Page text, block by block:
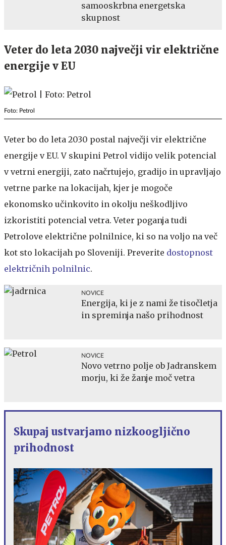
samooskrbna energetska
skupnost
Veter do leta 2030 največji vir električne
energije v EU
Foto: Petrol
Veter bo do leta 2030 postal največji vir električne
energije v EU. V skupini Petrol vidijo velik potencial
v vetrni energiji, zato načrtujejo, gradijo in upravljajo
vetrne parke na lokacijah, kjer je mogoče
ekonomsko učinkovito in okolju neškodljivo
izkoristiti potencial vetra. Veter poganja tudi
Petrolove električne polnilnice, ki so na voljo na več
kot sto lokacijah po Sloveniji. Preverite dostopnost
električnih polnilnic.
NOVICE
Energija, ki je z nami že tisočletja
in spreminja našo prihodnost
NOVICE
Novo vetrno polje ob Jadranskem
morju, ki že žanje moč vetra
Skupaj ustvarjamo nizkoogljično
prihodnost